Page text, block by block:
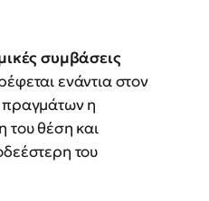
συμβάσεις
ενάντια στον
η
του θέση και
του